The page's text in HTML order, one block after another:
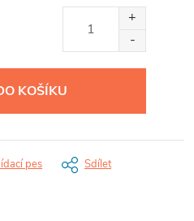
KOŠÍKU
pes Sdílet